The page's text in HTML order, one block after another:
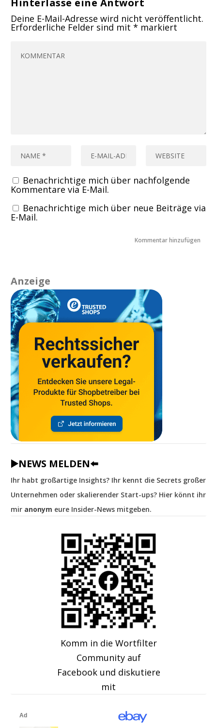
Deine E-Mail-Adresse wird nicht veröffentlicht.
Erforderliche Felder sind mit* markiert
Benachrichtige mich über nachfolgende
Kommentare via E-Mail.
Benachrichtige mich über neue Beiträge via
E-Mail.
Anzeige
▶️NEWS MELDEN⬅️
Ihr habt großartige Insights? Ihr kennt die Secrets großer
Unternehmen oder skalierender Start-ups? Hier könnt ihr
mir anonym eure Insider-News mitgeben.
Komm in die Wortfilter
Community auf
Facebook und diskutiere
mit